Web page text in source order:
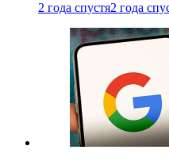
2 года спустя2 года